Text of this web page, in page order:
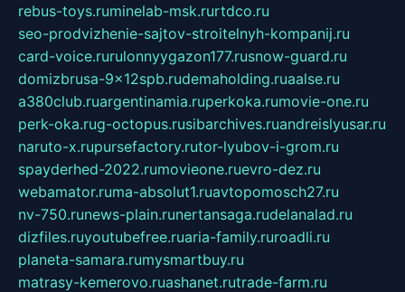
rebus-toys.ruminelab-msk.rurtdco.ru
seo-prodvizhenie-sajtov-stroitelnyh-kompanij.ru
card-voice.rurulonnyygazon177.rusnow-guard.ru
domizbrusa-9x12spb.rudemaholding.ruaalse.ru
a380club.ruargentinamia.ruperkoka.rumovie-one.ru
perk-oka.rug-octopus.rusibarchives.ruandreislyusar.ru
naruto-x.rupursefactory.rutor-lyubov-i-grom.ru
spayderhed-2022.rumovieone.ruevro-dez.ru
webamator.ruma-absolut1.ruavtopomosch27.ru
nv-750.runews-plain.runertansaga.rudelanalad.ru
dizfiles.ruyoutubefree.ruaria-family.ruroadli.ru
planeta-samara.rumysmartbuy.ru
matrasy-kemerovo.ruashanet.rutrade-farm.ru